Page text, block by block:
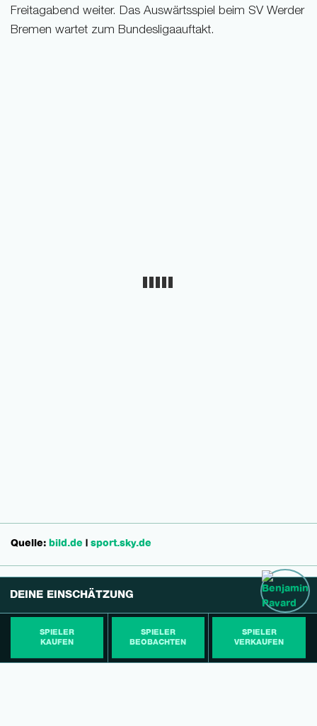
Freitagabend weiter. Das Auswärtsspiel beim SV Werder
Bremen wartet zum Bundesligaauftakt.
Quelle: bild.de sport.sky.de
DEINE EINSCHÄTZUNG
SPIELER
KAUFEN
SPIELER
BEOBACHTEN
SPIELER
VERKAUFEN